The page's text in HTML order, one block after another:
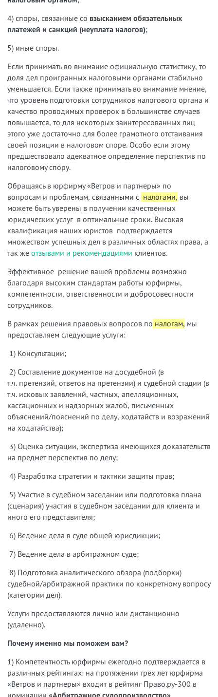
4) споры, связанные со взысканием обязательных
платежей и санкций (неуплата налогов);
5) иные споры.
Если принимать во внимание официальную статистику, то
доля дел проигранных налоговыми органами стабильно
уменьшается. Если также принимать во внимание мнение,
что уровень подготовки сотрудников налогового органа и
качество проводимых проверок в большинстве случаев
повышается, то для некоторых заинтересованных лиц
этого уже достаточно для более грамотного отстаивания
своей позиции в налоговом споре. Особо если этому
предшествовало адекватное определение перспектив по
налоговому спору.
Обращаясь в юрфирму «Ветров и партнеры» по
вопросам и проблемам, связанными с налогами, вы
можете быть уверены в получении качественных
юридических услуг в оптимальные сроки. Высокая
квалификация наших юристов подтверждается
множеством успешных дел в различных областях права, а
так же отзывами и рекомендациями клиентов.
Эффективное решение вашей проблемы возможно
благодаря высоким стандартам работы юрфирмы,
компетентности, ответственности и добросовестности
сотрудников.
В рамках решения правовых вопросов по налогам, мы
предоставляем следующие услуги:
1) Консультации;
2) Составление документов на досудебной (в
т.ч. претензий, ответов на претензии) и судебной стадии (в
т.ч. исковых заявлений, частных, апелляционных,
кассационных и надзорных жалоб, письменных
объяснений/пояснений по делу, ходатайств и возражений
на ходатайства);
3) Оценка ситуации, экспертиза имеющихся доказательств
на предмет перспектив по делу;
4) Разработка стратегии и тактики защиты прав;
5) Участие в судебном заседании или подготовка плана
(сценария) участия в судебном заседании для клиента и
иного его представителя;
6) Ведение дела в суде общей юрисдикции;
7) Ведение дела в арбитражном суде;
8) Подготовка аналитического обзора (подборки)
судебной/арбитражной практики по конкретному вопросу
(категории дел).
Услуги предоставляются лично или дистанционно
(удаленно).
Почему именно мы поможем вам?
1) Компетентность юрфирмы ежегодно подтверждается в
различных рейтингах: на протяжении трех лет юрфирма
«Ветров и партнеры» входит в рейтинг Право.ру-300 в